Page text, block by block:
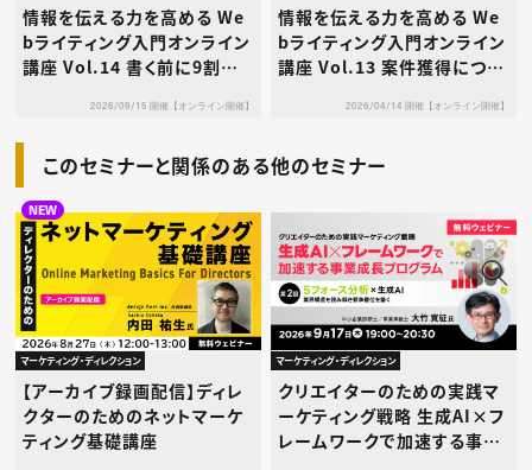
情報を伝える力を高める We
bライティング入門オンライン
講座 Vol.14 書く前に9割決
の鍛え方2026/09/15 開催【オンライン開催】
情報を伝える力を高める We
bライティング入門オンライン
講座 Vol.13 案件獲得につな
の“伝わるポートフォリオ”作
2026/04/14 開催【オンライン開催】
このセミナーと関係のある他のセミナー
NEW
マーケティング・ディレクション
【アーカイブ録画配信】ディレ
クターのためのネットマーケ
ティング基礎講座
マーケティング・ディレクション
クリエイターのための実践マ
ーケティング戦略 生成AI×フ
レームワークで加速する事業